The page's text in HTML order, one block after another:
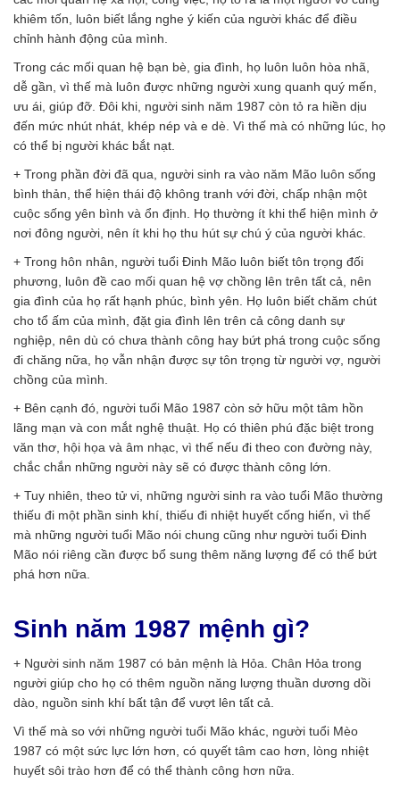
khiêm tốn, luôn biết lắng nghe ý kiến của người khác để điều
chỉnh hành động của mình.
Trong các mối quan hệ bạn bè, gia đình, họ luôn luôn hòa nhã,
dễ gần, vì thế mà luôn được những người xung quanh quý mến,
ưu ái, giúp đỡ. Đôi khi, người sinh năm 1987 còn tỏ ra hiền dịu
đến mức nhút nhát, khép nép và e dè. Vì thế mà có những lúc, họ
có thể bị người khác bắt nạt.
+ Trong phần đời đã qua, người sinh ra vào năm Mão luôn sống
bình thản, thể hiện thái độ không tranh với đời, chấp nhận một
cuộc sống yên bình và ổn định. Họ thường ít khi thể hiện mình ở
nơi đông người, nên ít khi họ thu hút sự chú ý của người khác.
+ Trong hôn nhân, người tuổi Đinh Mão luôn biết tôn trọng đối
phương, luôn đề cao mối quan hệ vợ chồng lên trên tất cả, nên
gia đình của họ rất hạnh phúc, bình yên. Họ luôn biết chăm chút
cho tổ ấm của mình, đặt gia đình lên trên cả công danh sự
nghiệp, nên dù có chưa thành công hay bứt phá trong cuộc sống
đi chăng nữa, họ vẫn nhận được sự tôn trọng từ người vợ, người
chồng của mình.
+ Bên cạnh đó, người tuổi Mão 1987 còn sở hữu một tâm hồn
lãng mạn và con mắt nghệ thuật. Họ có thiên phú đặc biệt trong
văn thơ, hội họa và âm nhạc, vì thế nếu đi theo con đường này,
chắc chắn những người này sẽ có được thành công lớn.
+ Tuy nhiên, theo tử vi, những người sinh ra vào tuổi Mão thường
thiếu đi một phần sinh khí, thiếu đi nhiệt huyết cống hiến, vì thế
mà những người tuổi Mão nói chung cũng như người tuổi Đinh
Mão nói riêng cần được bổ sung thêm năng lượng để có thể bứt
phá hơn nữa.
Sinh năm 1987 mệnh gì?
+ Người sinh năm 1987 có bản mệnh là Hỏa. Chân Hỏa trong
người giúp cho họ có thêm nguồn năng lượng thuần dương dồi
dào, nguồn sinh khí bất tận để vượt lên tất cả.
Vì thế mà so với những người tuổi Mão khác, người tuổi Mèo
1987 có một sức lực lớn hơn, có quyết tâm cao hơn, lòng nhiệt
huyết sôi trào hơn để có thể thành công hơn nữa.